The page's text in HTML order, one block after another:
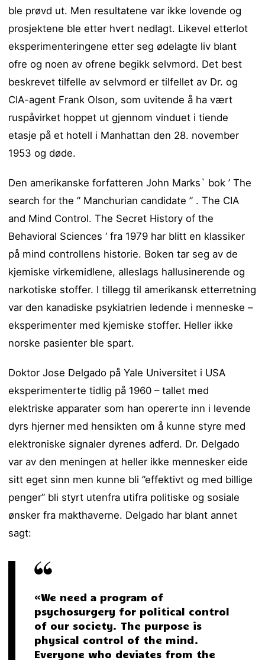
ble prøvd ut. Men resultatene var ikke lovende og
prosjektene ble etter hvert nedlagt. Likevel etterlot
eksperimenteringene etter seg ødelagte liv blant
ofre og noen av ofrene begikk selvmord. Det best
beskrevet tilfelle av selvmord er tilfellet av Dr. og
CIA-agent Frank Olson, som uvitende å ha vært
ruspåvirket hoppet ut gjennom vinduet i tiende
etasje på et hotell i Manhattan den 28. november
1953 og døde.
Den amerikanske forfatteren John Marks` bok ’ The
search for the ” Manchurian candidate ” . The CIA
and Mind Control. The Secret History of the
Behavioral Sciences ‘ fra 1979 har blitt en klassiker
på mind controllens historie. Boken tar seg av de
kjemiske virkemidlene, alleslags hallusinerende og
narkotiske stoffer. I tillegg til amerikansk etterretning
var den kanadiske psykiatrien ledende i menneske –
eksperimenter med kjemiske stoffer. Heller ikke
norske pasienter ble spart.
Doktor Jose Delgado på Yale Universitet i USA
eksperimenterte tidlig på 1960 – tallet med
elektriske apparater som han opererte inn i levende
dyrs hjerner med hensikten om å kunne styre med
elektroniske signaler dyrenes adferd. Dr. Delgado
var av den meningen at heller ikke mennesker eide
sitt eget sinn men kunne bli ”effektivt og med billige
penger” bli styrt utenfra utifra politiske og sosiale
ønsker fra makthaverne. Delgado har blant annet
sagt:
«We need a program of
psychosurgery for political control
of our society. The purpose is
physical control of the mind.
Everyone who deviates from the